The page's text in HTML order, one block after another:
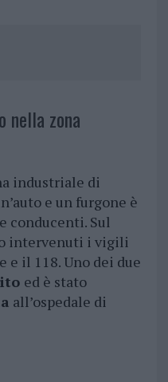
nella zona
industriale di
e un furgone è
conducenti. Sul
intervenuti i vigili
e il 118. Uno dei due
ed è stato
all’ospedale di